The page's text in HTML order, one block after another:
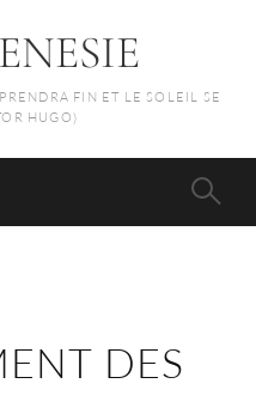
FIN ET LE SOLEIL SE
HUGO)
DES